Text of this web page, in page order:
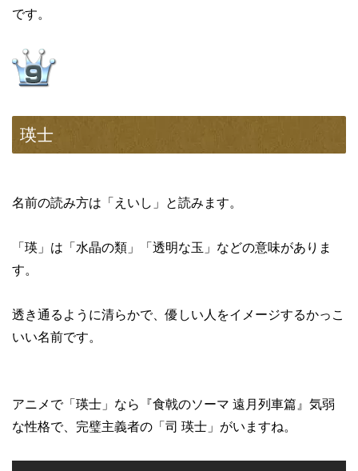
です。
瑛士
名前の読み方は「えいし」と読みます。
「瑛」は「水晶の類」「透明な玉」などの意味がありま
す。
透き通るように清らかで、優しい人をイメージするかっこ
いい名前です。
アニメで「瑛士」なら『食戟のソーマ 遠月列車篇』気弱
な性格で、完璧主義者の「司 瑛士」がいますね。